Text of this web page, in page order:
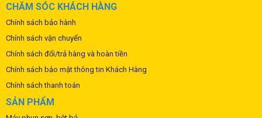
CHĂM SÓC KHÁCH HÀNG
Chính sách bảo hành
Chính sách vận chuyển
Chính sách đổi/trả hàng và hoàn tiền
Chính sách bảo mật thông tin Khách Hàng
Chính sách thanh toán
SẢN PHẨM